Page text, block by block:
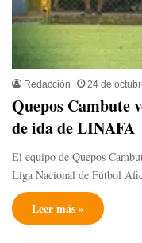
Redacción 24 de
Quepos Cambute
de ida de LINAFA
El equipo de Quepos
Liga Nacional de Fútbol
Leer más »